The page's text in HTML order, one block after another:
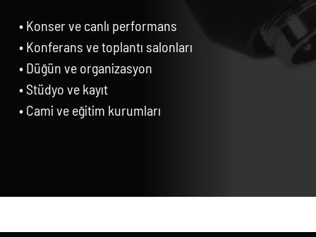
• Konser ve canlı performans
• Konferans ve toplantı salonları
• Düğün ve organizasyon
• Stüdyo ve kayıt
• Cami ve eğitim kurumları